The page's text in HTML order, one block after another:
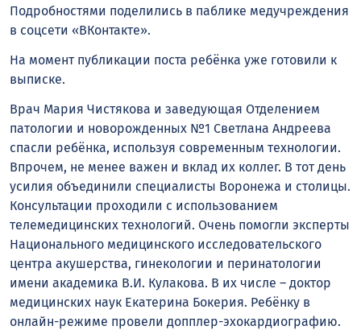
Подробностями поделились в паблике медучреждения
в соцсети «ВКонтакте».
На момент публикации поста ребёнка уже готовили к
выписке.
Врач Мария Чистякова и заведующая Отделением
патологии и новорожденных №1 Светлана Андреева
спасли ребёнка, используя современным технологии.
Впрочем, не менее важен и вклад их коллег. В тот день
усилия объединили специалисты Воронежа и столицы.
Консультации проходили с использованием
телемедицинских технологий. Очень помогли эксперты
Национального медицинского исследовательского
центра акушерства, гинекологии и перинатологии
имени академика В.И. Кулакова. В их числе – доктор
медицинских наук Екатерина Бокерия. Ребёнку в
онлайн-режиме провели допплер-эхокардиографию.